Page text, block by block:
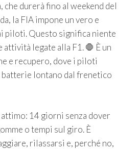
che durerà fino al weekend del
la FIA impone un vero e
piloti. Questo significa niente
legate alla F1. 🛑 È un
e recupero, dove i piloti
lontano dal frenetico
14 giorni senza dover
o tempi sul giro. È
rilassarsi e, perché no,